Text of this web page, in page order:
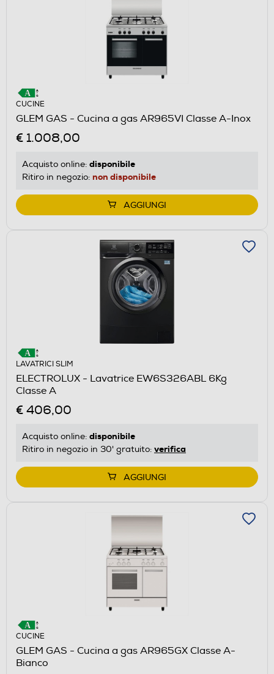
CUCINE
GLEM GAS - Cucina a gas AR965VI Classe A-Inox
€ 1.008,00
Acquisto online: disponibile
Ritiro in negozio: non disponibile
AGGIUNGI
LAVATRICI SLIM
ELECTROLUX - Lavatrice EW6S326ABL 6Kg
Classe A
€ 406,00
Acquisto online: disponibile
Ritiro in negozio in 30' gratuito: verifica
AGGIUNGI
CUCINE
GLEM GAS - Cucina a gas AR965GX Classe A-
Bianco